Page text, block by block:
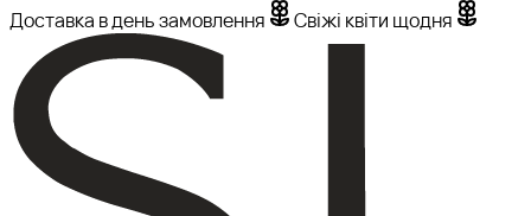
Доставка в день замовлення
Свіжі квіти щодня